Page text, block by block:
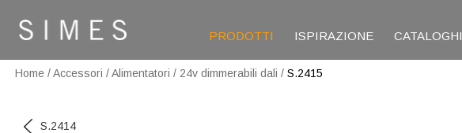
PRODOTTI ISPIRAZIONE CATALOGHI
Home /Accessori /Alimentatori / 24v dimmerabili dali / S.2415
S.2414